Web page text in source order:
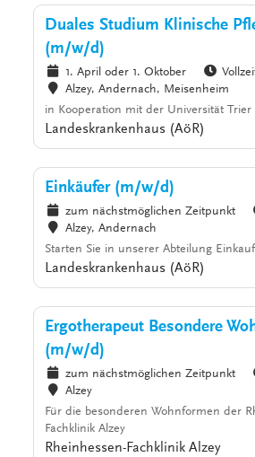
Duales Studium Klinische
(m/w/d)
1. April oder 1. Oktober
Alzey, Andernach, Meisenheim
in Kooperation mit der Universität Trier
Landeskrankenhaus (AöR)
Einkäufer (m/w/d)
zum nächstmöglichen Zeitpunkt
Alzey, Andernach
Starten Sie in unserer Abteilung
Landeskrankenhaus (AöR)
Ergotherapeut Besondere
(m/w/d)
zum nächstmöglichen Zeitpunkt
Alzey
Für die besonderen Wohnformen der
Fachklinik Alzey
Rheinhessen-Fachklinik Alzey